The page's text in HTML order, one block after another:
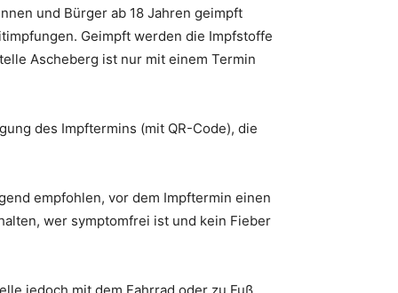
und Bürger ab 18 Jahren geimpft
Geimpft werden die Impfstoffe
Ascheberg ist nur mit einem Termin
des Impftermins (mit QR-Code), die
empfohlen, vor dem Impftermin einen
wer symptomfrei ist und kein Fieber